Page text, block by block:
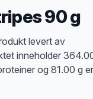
90 g
levert av
inneholder
og 81.00 g